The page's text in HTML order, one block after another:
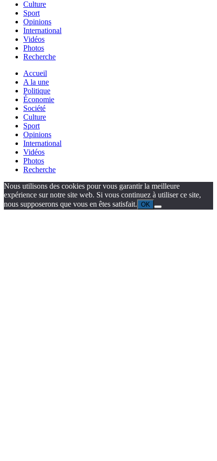
Culture
Sport
Opinions
International
Vidéos
Photos
Recherche
Accueil
A la une
Politique
Économie
Société
Culture
Sport
Opinions
International
Vidéos
Photos
Recherche
Nous utilisons des cookies pour vous garantir la meilleure
expérience sur notre site web. Si vous continuez à utiliser ce site,
nous supposerons que vous en êtes satisfait. OK